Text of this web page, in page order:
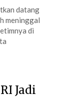
datang
meninggal
di
Jadi